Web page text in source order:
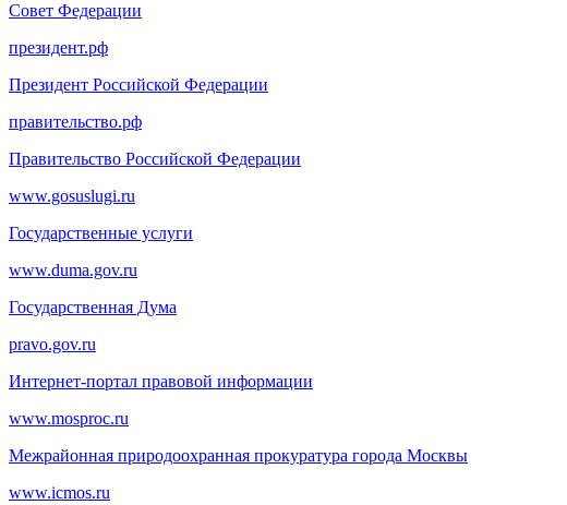
Совет Федерации
президент.рф
Президент Российской Федерации
правительство.рф
Правительство Российской Федерации
www.gosuslugi.ru
Государственные услуги
www.duma.gov.ru
Государственная Дума
pravo.gov.ru
Интернет-портал правовой информации
www.mosproc.ru
Межрайонная природоохранная прокуратура города Москвы
www.icmos.ru